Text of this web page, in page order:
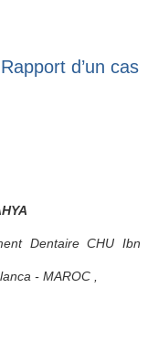
d’un cas
Dentaire CHU Ibn
- MAROC ,